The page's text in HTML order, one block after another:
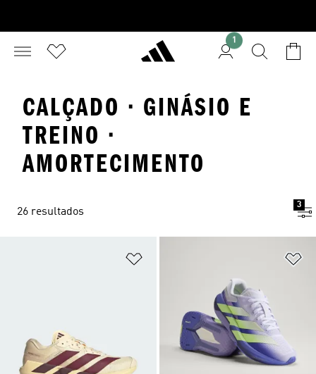
1
CALÇADO · GINÁSIO E
TREINO ·
AMORTECIMENTO
26 resultados
3
Adicionar à Lista de Desejos